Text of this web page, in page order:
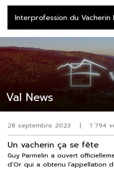
Val News
28 septembre 2023 | 1 794
Un vacherin ça se fête
Guy Parmelin a ouvert
d’Or qui a obtenu l’appellation
Interprofession du Vacherin